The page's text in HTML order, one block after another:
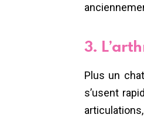
3.
Plus un
s’usent